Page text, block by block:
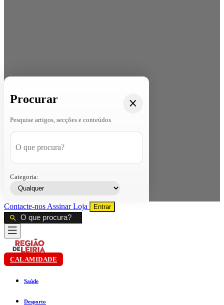
Procurar
Pesquise artigos, secções e conteúdos
Categoria:
Contacte-nos AssinarLoja Entrar
CALAMIDADE
Saúde
Desporto